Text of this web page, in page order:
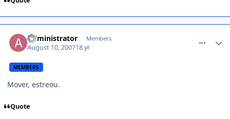
Administrator Members
August 10, 200718 yr
MEMBERS
Mover, estreou.
Quote